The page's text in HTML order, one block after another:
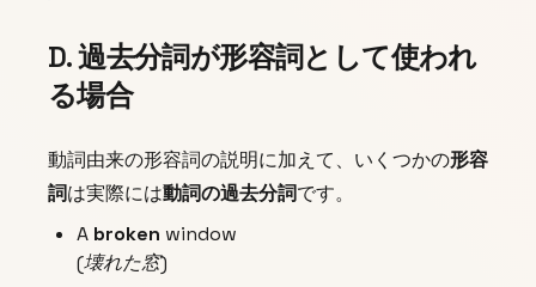
D. 過去分詞が形容詞として使われ
る場合
動詞由来の形容詞の説明に加えて、いくつかの形容
詞は実際には動詞の過去分詞です。
A broken window
(壊れた窓)